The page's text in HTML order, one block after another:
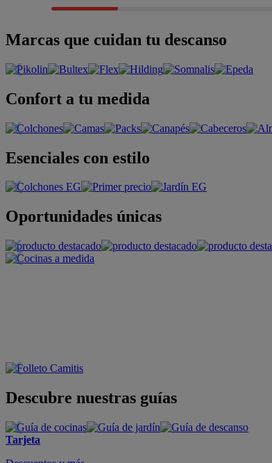
Marcas que cuidan tu descanso
Confort a tu medida
Esenciales con estilo
Oportunidades únicas
Descubre nuestras guías
Tarjeta